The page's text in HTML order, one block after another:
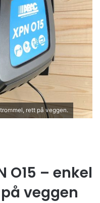
rett på veggen.
O15 – enkel
veggen